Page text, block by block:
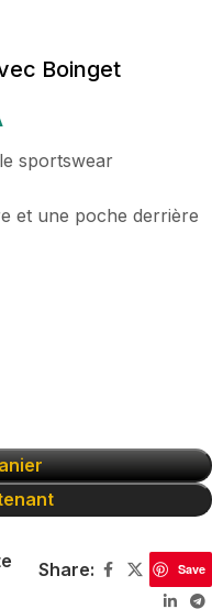
Boinget
sportswear
et une poche derrière
Share: Save